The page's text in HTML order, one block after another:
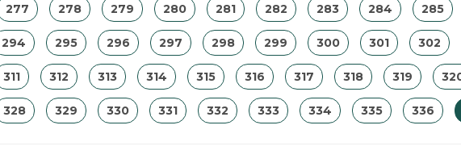
277 278 279 280 281 282 283 284 285
294 295 296 297 298 299 300 301 302
311 312 313 314 315 316 317 318 319
328 329 330 331 332 333 334 335 336